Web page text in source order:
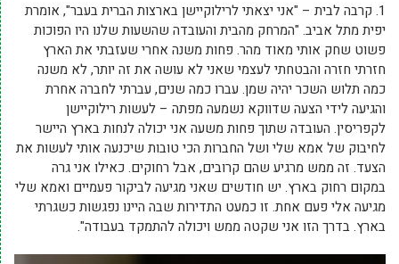
1. קרבה לבית – "אני יצאתי לרילוקיישן בארצות הברית בעבר", אומרת
יפית מתל אביב. "המרחק מהבית והעובדה שהשעות שלנו היו הפוכות
פשוט שחק אותי מאוד מהר. פחות משנה אחרי שעזבתי את הארץ
חזרתי חזרה והבטחתי לעצמי שאני לא עושה את זה יותר, לא משנה
כמה תלוש השכר יהיה שמן. עברו כמה שנים, עברתי לחברה אחרת
והגיעה לידי הצעה שדווקא נשמעה מפתה – לעשות רילוקיישן
לקפריסין. העובדה שתוך פחות משעה אני יכולה לנחות בארץ היישר
לחיבוק של אמא שלי ושל החברות הכי טובות שיכנעה אותי לעשות את
הצעד. זה ממש מרגיע שהם קרובים, אבל רחוקים. כאילו אני גרה
במקום רחוק בארץ. יש חודשים שאני מגיעה לביקור פעמיים ואמא שלי
מגיעה אלי פעם אחת. זו כמעט התדירות שבה היינו נפגשות כשגרתי
בארץ. בדרך הזו אני שקטה ממש ויכולה להתמקד בעבודה".